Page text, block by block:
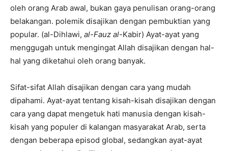
oleh orang Arab awal, bukan gaya penulisan orang-orang
belakangan. polemik disajikan dengan pembuktian yang
popular. (al-Dihlawi, al-Fauz al-Kabir) Ayat-ayat yang
menggugah untuk mengingat Allah disajikan dengan hal-
hal yang diketahui oleh orang banyak.
Sifat-sifat Allah disajikan dengan cara yang mudah
dipahami. Ayat-ayat tentang kisah-kisah disajikan dengan
cara yang dapat mengetuk hati manusia dengan kisah-
kisah yang populer di kalangan masyarakat Arab, serta
dengan beberapa episod global, sedangkan ayat-ayat